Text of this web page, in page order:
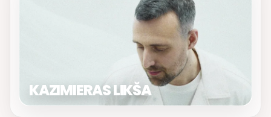
KAZIMIERAS LIKŠA